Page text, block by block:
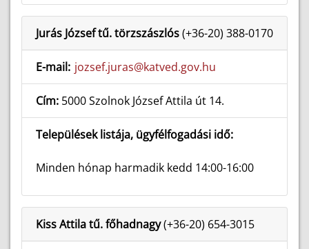
Jurás József tű. törzszászlós(+36-20) 388-0170
E-mail: jozsef.juras@katved.gov.hu
Cím: 5000 Szolnok József Attila út 14.
Települések listája, ügyfélfogadási idő:
Minden hónap harmadik kedd 14:00-16:00
Kiss Attila tű. főhadnagy(+36-20) 654-3015